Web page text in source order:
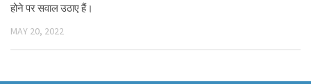
होने पर सवाल उठाए हैं।
MAY 20, 2022